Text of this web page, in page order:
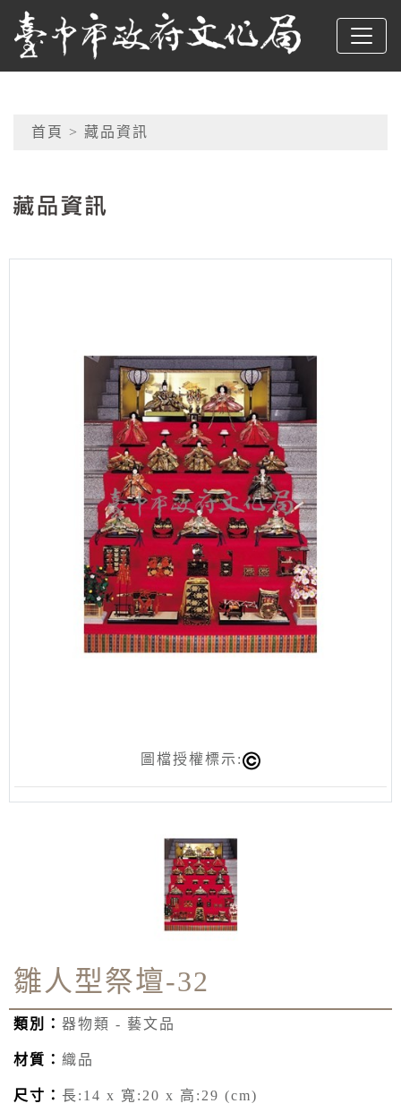
跳到主要內容
臺中市政府文化局
網頁導覽
首頁 > 藏品資訊
圖檔授權標示:
雛人型祭壇-32
類別： 器物類 - 藝文品
材質： 織品
尺寸： 長:14 x 寬:20 x 高:29 (cm)